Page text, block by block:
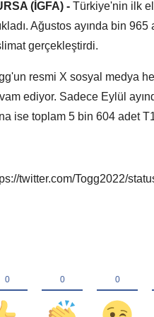
(İGFA) - Türkiye'nin ilk
Ağustos ayında bin
gerçekleştirdi.
resmi X sosyal medya
ediyor. Sadece Eylül
ise toplam 5 bin 604 adet
twitter.com/Togg2022/